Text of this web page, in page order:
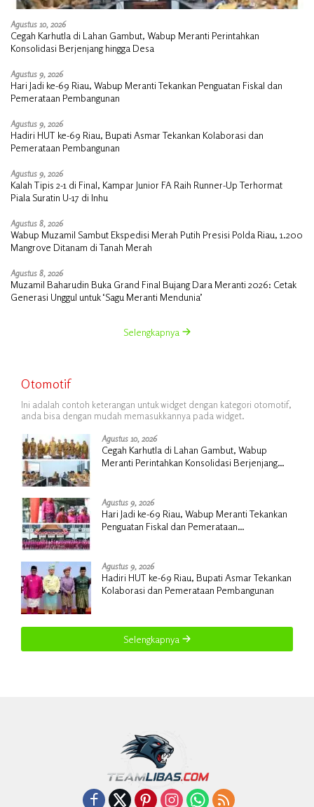
Agustus 10, 2026
Cegah Karhutla di Lahan Gambut, Wabup Meranti Perintahkan
Konsolidasi Berjenjang hingga Desa
Agustus 9, 2026
Hari Jadi ke-69 Riau, Wabup Meranti Tekankan Penguatan Fiskal dan
Pemerataan Pembangunan
Agustus 9, 2026
Hadiri HUT ke-69 Riau, Bupati Asmar Tekankan Kolaborasi dan
Pemerataan Pembangunan
Agustus 9, 2026
Kalah Tipis 2-1 di Final, Kampar Junior FA Raih Runner-Up Terhormat
Piala Suratin U-17 di Inhu
Agustus 8, 2026
Wabup Muzamil Sambut Ekspedisi Merah Putih Presisi Polda Riau, 1.200
Mangrove Ditanam di Tanah Merah
Agustus 8, 2026
Muzamil Baharudin Buka Grand Final Bujang Dara Meranti 2026: Cetak
Generasi Unggul untuk ‘Sagu Meranti Mendunia’
Selengkapnya
Otomotif
Ini adalah contoh keterangan untuk widget dengan kategori otomotif,
anda bisa dengan mudah memasukkannya pada widget.
Agustus 10, 2026
Cegah Karhutla di Lahan Gambut, Wabup
Meranti Perintahkan Konsolidasi Berjenjang
Agustus 9, 2026
Hari Jadi ke-69 Riau, Wabup Meranti Tekankan
Penguatan Fiskal dan Pemerataan
Agustus 9, 2026
Hadiri HUT ke-69 Riau, Bupati Asmar Tekankan
Kolaborasi dan Pemerataan Pembangunan
Selengkapnya